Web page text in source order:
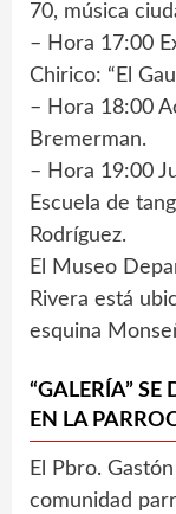
70, música
– Hora 17:00
Chirico: “El
– Hora 18:00
Bremerman.
– Hora 19:00
Escuela de
Rodríguez.
El Museo
Rivera está
esquina
“GALERÍA”
EN LA
El Pbro.
comunidad